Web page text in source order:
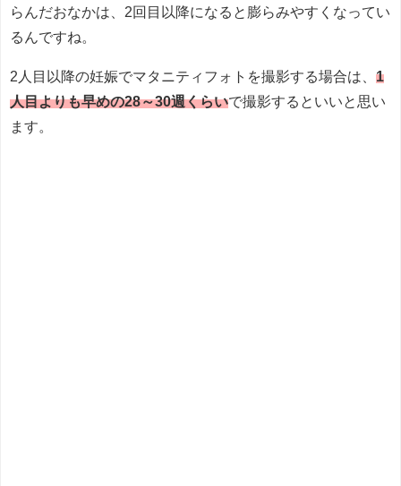
らんだおなかは、2回目以降になると膨らみやすくなってい
るんですね。
2人目以降の妊娠でマタニティフォトを撮影する場合は、 1
人目よりも早めの28～30週くらいで撮影するといいと思い
ます。